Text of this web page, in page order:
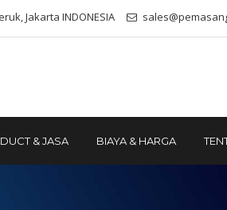
Jakarta INDONESIA
& JASA BIAYA & HARGA